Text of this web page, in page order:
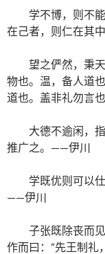
学不博，则不
在己者，则仁在其
望之俨然，秉
物也。温，备人道
道也。盖非礼勿言
大德不逾闲，
推广之。——伊川
学既优则可以
——伊川
子张既除丧而
作而曰：“先王制礼